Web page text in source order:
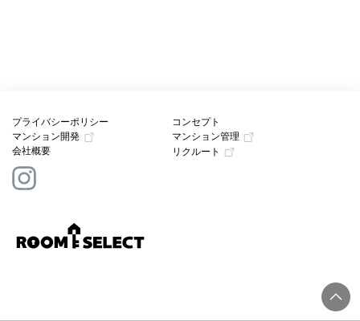
プライバシーポリシー
コンセプト
マンション開発
マンション管理
会社概要
リクルート